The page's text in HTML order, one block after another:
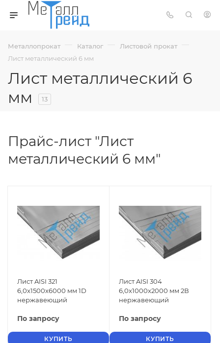
Металлопрокат — Каталог — Листовой прокат —
Лист металлический 6 мм
Лист металлический 6
мм
13
Прайс-лист "Лист
металлический 6 мм"
Лист AISI 321
6,0x1500x6000 мм 1D
нержавеющий
По запросу
КУПИТЬ
Лист AISI 304
6,0x1000x2000 мм 2В
нержавеющий
По запросу
КУПИТЬ